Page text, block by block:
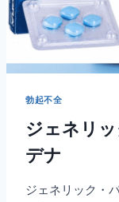
勃起不全
ジェネリ
デナ
ジェネリック・